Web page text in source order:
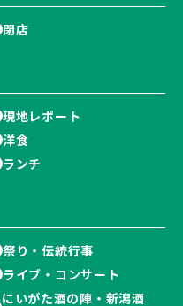
閉店
現地レポート
洋食
ランチ
祭り・伝統行事
ライブ・コンサート
にいがた酒の陣・新潟酒